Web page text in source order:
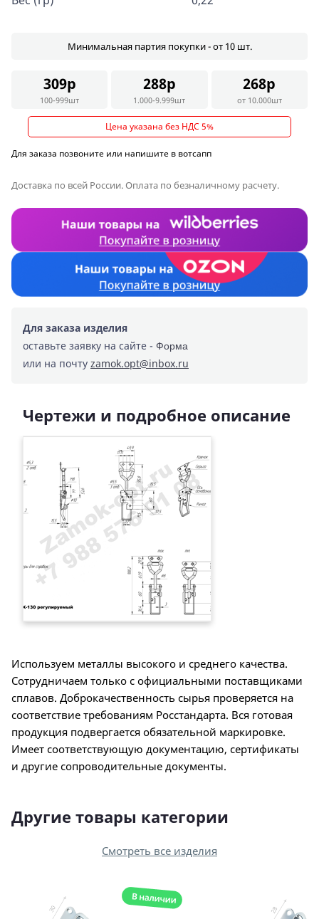
Минимальная партия покупки - от 10 шт.
309р
100-999шт
288р
1.000-9.999шт
268р
от 10.000шт
Цена указана без НДС 5%
Для заказа позвоните или напишите в вотсапп
Доставка по всей России. Оплата по безналичному расчету.
Для заказа изделия
оставьте заявку на сайте - Форма
или на почту zamok.opt@inbox.ru
Чертежи и подробное описание
Используем металлы высокого и среднего качества.
Сотрудничаем только с официальными поставщиками
сплавов. Доброкачественность сырья проверяется на
соответствие требованиям Росстандарта. Вся готовая
продукция подвергается обязательной маркировке.
Имеет соответствующую документацию, сертификаты
и другие сопроводительные документы.
Другие товары категории
Смотреть все изделия